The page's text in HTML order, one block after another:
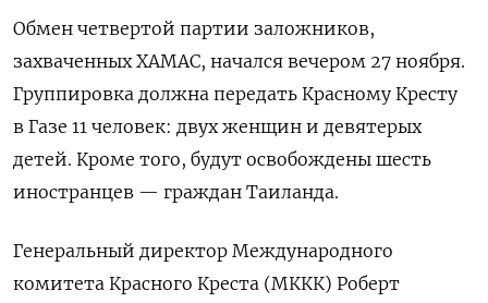
Обмен четвертой партии заложников,
захваченных ХАМАС, начался вечером 27 ноября.
Группировка должна передать Красному Кресту
в Газе 11 человек: двух женщин и девятерых
детей. Кроме того, будут освобождены шесть
иностранцев — граждан Таиланда.
Генеральный директор Международного
комитета Красного Креста (МККК) Роберт